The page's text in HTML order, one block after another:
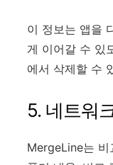
이 정보는 앱을
게 이어갈 수 있
에서 삭제할 수
5. 네트워
MergeLine는 비